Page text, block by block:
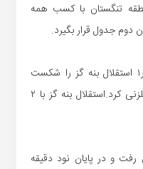
تنگستان با کسب همه
دوم جدول قرار بگیرد.
پرسپولیس نوین دزفول با نتیجه ۳بر۱ استقلال بنه گز را شکست
داد.برای بنه گزی ها محمد دهقان گلزنی کرد.استقلال بنه گز با ۲
و در پایان نود دقیقه